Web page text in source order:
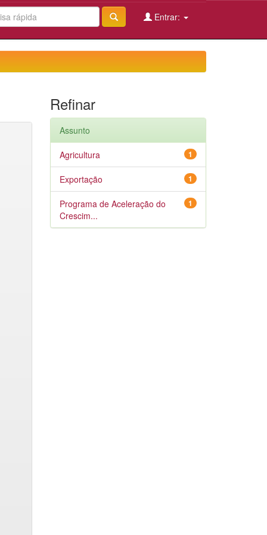
Entrar:
Refinar
Assunto
1
Agricultura
1
Exportação
1
Programa de Aceleração do
Crescim...